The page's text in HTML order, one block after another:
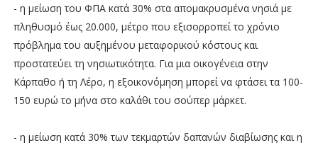
- η μείωση του ΦΠΑ κατά 30% στα απομακρυσμένα νησιά με
πληθυσμό έως 20.000, μέτρο που εξισορροπεί το χρόνιο
πρόβλημα του αυξημένου μεταφορικού κόστους και
προστατεύει τη νησιωτικότητα. Για μια οικογένεια στην
Κάρπαθο ή τη Λέρο, η εξοικονόμηση μπορεί να φτάσει τα 100-
150 ευρώ το μήνα στο καλάθι του σούπερ μάρκετ.
- η μείωση κατά 30% των τεκμαρτών δαπανών διαβίωσης και η